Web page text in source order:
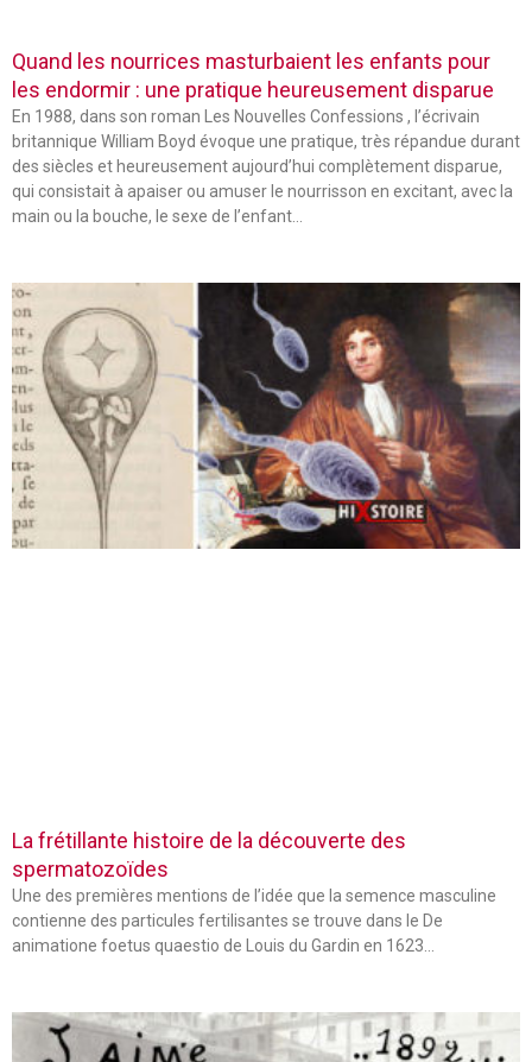
Quand les nourrices masturbaient les enfants pour
les endormir : une pratique heureusement disparue
En 1988, dans son roman Les Nouvelles Confessions , l’écrivain
britannique William Boyd évoque une pratique, très répandue durant
des siècles et heureusement aujourd’hui complètement disparue,
qui consistait à apaiser ou amuser le nourrisson en excitant, avec la
main ou la bouche, le sexe de l’enfant…
La frétillante histoire de la découverte des
spermatozoïdes
Une des premières mentions de l’idée que la semence masculine
contienne des particules fertilisantes se trouve dans le De
animatione foetus quaestio de Louis du Gardin en 1623…